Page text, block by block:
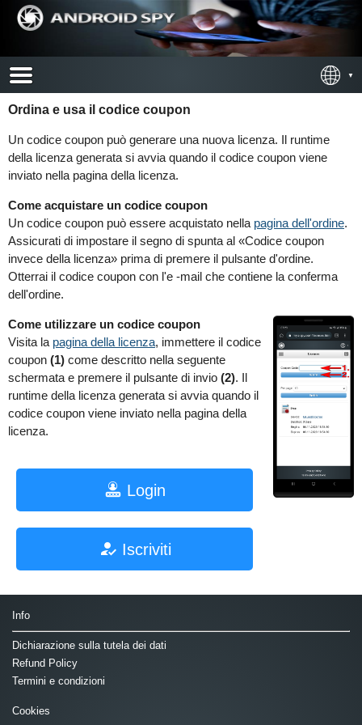
Ordina e usa il codice coupon
Un codice coupon può generare una nuova licenza. Il runtime
della licenza generata si avvia quando il codice coupon viene
inviato nella pagina della licenza.
Come acquistare un codice coupon
Un codice coupon può essere acquistato nella pagina dell'ordine.
Assicurati di impostare il segno di spunta al «Codice coupon
invece della licenza» prima di premere il pulsante d'ordine.
Otterrai il codice coupon con l'e -mail che contiene la conferma
dell'ordine.
Come utilizzare un codice coupon
Visita la pagina della licenza, immettere il codice
coupon (1) come descritto nella seguente
schermata e premere il pulsante di invio (2). Il
runtime della licenza generata si avvia quando il
codice coupon viene inviato nella pagina della
licenza.
Login
Iscriviti
Info
Dichiarazione sulla tutela dei dati
Refund Policy
Termini e condizioni
Cookies